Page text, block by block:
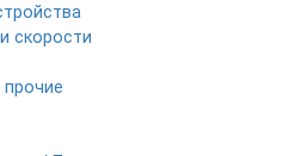
скорости